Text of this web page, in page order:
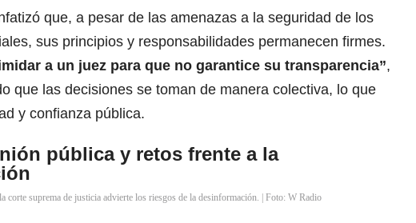
que, a pesar de las amenazas a la seguridad de los
sus principios y responsabilidades permanecen firmes.
a un juez para que no garantice su transparencia”,
que las decisiones se toman de manera colectiva, lo que
y confianza pública.
pública y retos frente a la
corte suprema de justicia advierte los riesgos de la desinformación. | Foto: W Radio